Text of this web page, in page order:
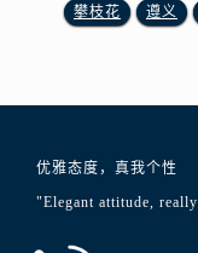
攀枝花 遵义
优雅态度，真我个性
"Elegant attitude,